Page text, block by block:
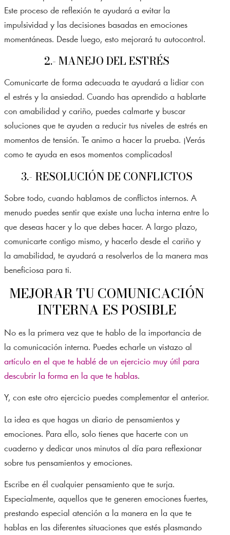
Este proceso de reflexión te ayudará a evitar la
impulsividad y las decisiones basadas en emociones
momentáneas. Desde luego, esto mejorará tu autocontrol.
2.- MANEJO DEL ESTRÉS
Comunicarte de forma adecuada te ayudará a lidiar con
el estrés y la ansiedad. Cuando has aprendido a hablarte
con amabilidad y cariño, puedes calmarte y buscar
soluciones que te ayuden a reducir tus niveles de estrés en
momentos de tensión. Te animo a hacer la prueba. ¡Verás
como te ayuda en esos momentos complicados!
3.- RESOLUCIÓN DE CONFLICTOS
Sobre todo, cuando hablamos de conflictos internos. A
menudo puedes sentir que existe una lucha interna entre lo
que deseas hacer y lo que debes hacer. A largo plazo,
comunicarte contigo mismo, y hacerlo desde el cariño y
la amabilidad, te ayudará a resolverlos de la manera mas
beneficiosa para ti.
MEJORAR TU COMUNICACIÓN
INTERNA ES POSIBLE
No es la primera vez que te hablo de la importancia de
la comunicación interna. Puedes echarle un vistazo al
artículo en el que te hablé de un ejercicio muy útil para
descubrir la forma en la que te hablas.
Y, con este otro ejercicio puedes complementar el anterior.
La idea es que hagas un diario de pensamientos y
emociones. Para ello, solo tienes que hacerte con un
cuaderno y dedicar unos minutos al día para reflexionar
sobre tus pensamientos y emociones.
Escribe en él cualquier pensamiento que te surja.
Especialmente, aquellos que te generen emociones fuertes,
prestando especial atención a la manera en la que te
hablas en las diferentes situaciones que estés plasmando